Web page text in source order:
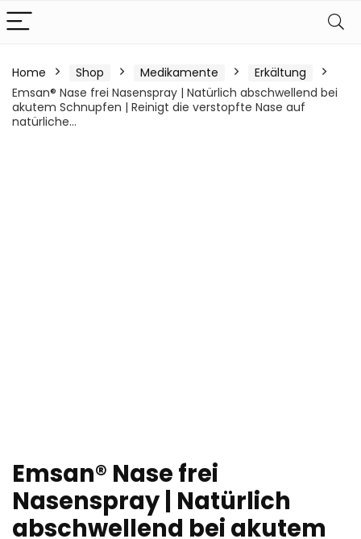
Home Shop Medikamente
Erkältung
Emsan® Nase frei Nasenspray | Natürlich abschwellend bei
akutem Schnupfen | Reinigt die verstopfte Nase auf
natürliche…
Emsan® Nase frei
Nasenspray | Natürlich
abschwellend bei akutem